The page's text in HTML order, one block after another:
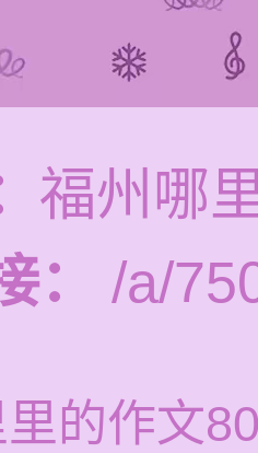
福州哪
：
/a/
的作文